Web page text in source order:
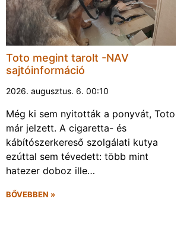
Toto megint tarolt -NAV
sajtóinformáció
2026. augusztus. 6. 00:10
Még ki sem nyitották a ponyvát, Toto
már jelzett. A cigaretta- és
kábítószerkereső szolgálati kutya
ezúttal sem tévedett: több mint
hatezer doboz ille…
BŐVEBBEN »